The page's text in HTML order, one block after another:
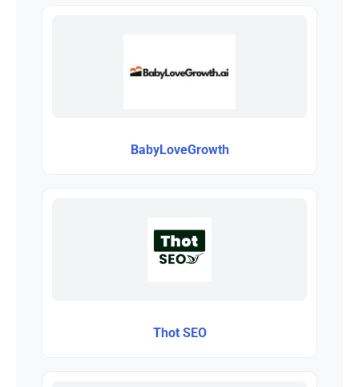
BabyLoveGrowth
Thot SEO